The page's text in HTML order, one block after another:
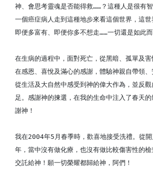
神、會思考靈魂是否能得救……？這種人是很有
一個癌症病人走到這種地步來看這個世界，這世
即便多富有、即便你多不想走……一切還是如此而
在生病的過程中，面對死亡，從黑暗、孤單及
在感恩、喜悅及滿心的感謝，體驗神親自帶領
從生活及大自然中感受到神的偉大作為，並反
足。感謝神的揀選，在我的生命中注入了春天
謝神！
我在2004年5月春季時，歡喜地接受洗禮。從
年，當中沒有做化療，也沒有做比較傷害性的
交託給神！願一切榮耀都歸給神，阿們！